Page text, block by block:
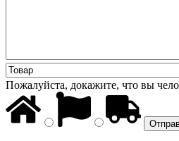
Пожалуйста, докажите, что вы